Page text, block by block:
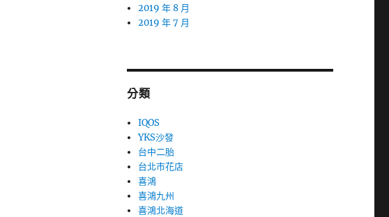
2019 年 8 月
2019 年 7 月
分類
IQOS
YKS沙發
台中二胎
台北市花店
喜鴻
喜鴻九州
喜鴻北海道